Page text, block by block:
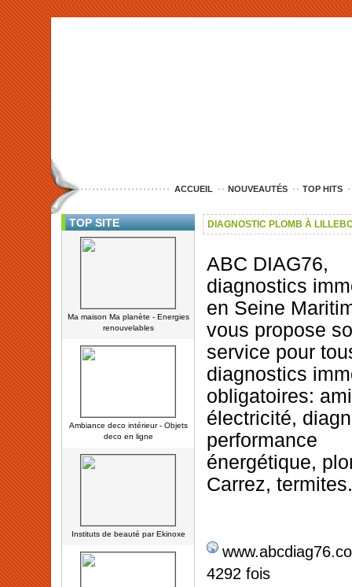
<img src="http://www.nord-entreprise.com/images/anim.jpg"
ACCUEIL NOUVEAUTÉS TOP HITS
TOP SITE
Ma maison Ma planète - Energies
renouvelables
Ambiance deco intérieur - Objets
deco en ligne
Instituts de beauté par Ekinoxe
DIAGNOSTIC PLOMB À
ABC DIAG76,
diagnostics
en Seine
vous propose
service pour
diagnostics
obligatoires:
électricité,
performance
énergétique,
Carrez, termites.
4292 fois